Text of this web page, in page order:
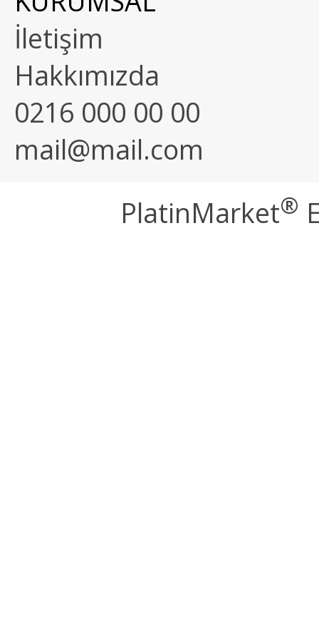
İletişim
Hakkımızda
0216 000 00 00
mail@mail.com
PlatinMarket®